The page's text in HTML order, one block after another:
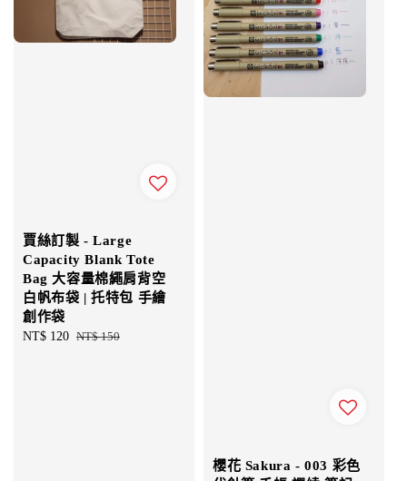
賈絲訂製 - Large
Capacity Blank Tote
Bag 大容量棉繩肩背空
白帆布袋 | 托特包 手繪
創作袋
Sale
NT$ 120 Regular
NT$ 150
櫻花 Sakura - 003 彩色